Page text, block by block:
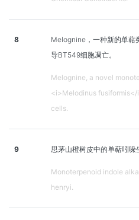
8
Melognine，一种新的单萜
导BT549细胞凋亡。
Melognine, a novel
<i>Melodinus
cells.
9 思茅山橙树皮中的单萜吲哚
Monoterpenoid indole
henryi.